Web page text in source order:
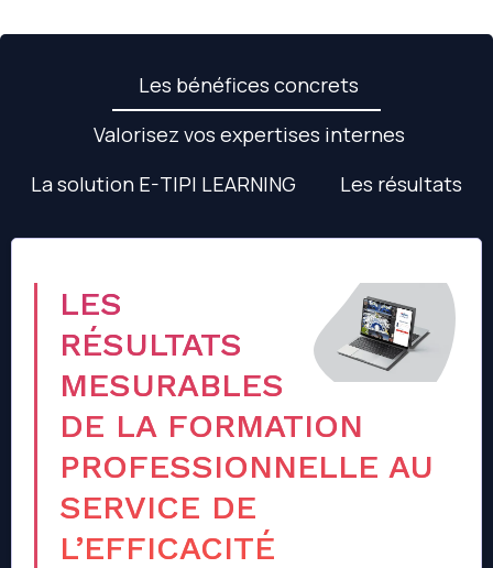
Les bénéfices concrets
Valorisez vos expertises internes
La solution E-TIPI LEARNING
Les résultats
LES
RÉSULTATS
MESURABLES
DE LA FORMATION
PROFESSIONNELLE AU
SERVICE DE
L’EFFICACITÉ